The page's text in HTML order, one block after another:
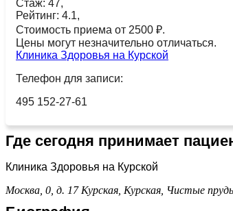
Стаж: 47,
Рейтинг: 4.1,
Стоимость приема от 2500 ₽.
Цены могут незначительно отличаться.
Клиника Здоровья на Курской
Телефон для записи:
495 152-27-61
Где сегодня принимает
Клиника Здоровья на Курской
Москва, 0, д. 17 Курская, Курская, Чистые